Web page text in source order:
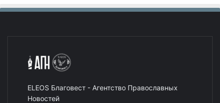
ELEOS Благовест - Агентство Православных
Новостей